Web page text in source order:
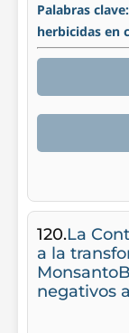
Palabras
herbicidas en
120.La
a la
negativos